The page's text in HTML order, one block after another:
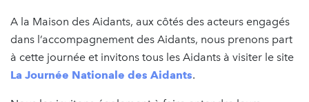
A la Maison des Aidants, aux côtés des acteurs engagés
dans l’accompagnement des Aidants, nous prenons part
à cette journée et invitons tous les Aidants à visiter le site
La Journée Nationale des Aidants.